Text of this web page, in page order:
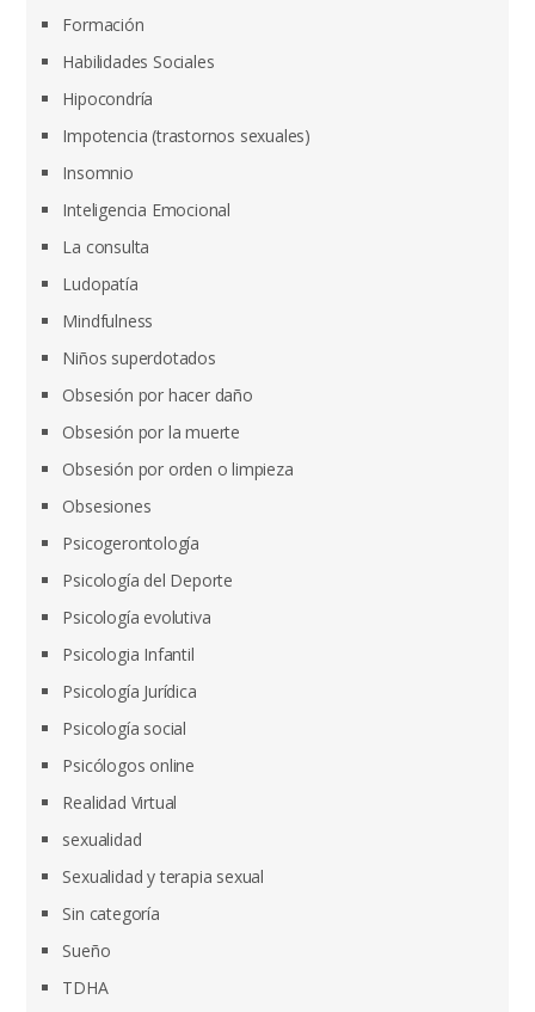
Formación
Habilidades Sociales
Hipocondría
Impotencia (trastornos sexuales)
Insomnio
Inteligencia Emocional
La consulta
Ludopatía
Mindfulness
Niños superdotados
Obsesión por hacer daño
Obsesión por la muerte
Obsesión por orden o limpieza
Obsesiones
Psicogerontología
Psicología del Deporte
Psicología evolutiva
Psicologia Infantil
Psicología Jurídica
Psicología social
Psicólogos online
Realidad Virtual
sexualidad
Sexualidad y terapia sexual
Sin categoría
Sueño
TDHA